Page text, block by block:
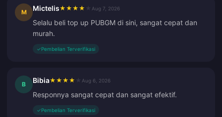
M Mictelis★ ★ ★ ★ Aug 7, 2026
Selalu beli top up PUBGM di sini, sangat cepat dan
murah.
✓Pembelian Terverifikasi
B Bibia★ ★ ★ ★ Aug 6, 2026
Responnya sangat cepat dan sangat efektif.
✓Pembelian Terverifikasi